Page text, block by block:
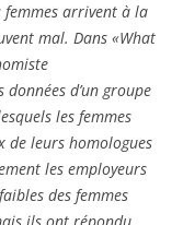
femmes arrivent à la
mal. Dans «What
d’un groupe
les femmes
de leurs homologues
les employeurs
des femmes